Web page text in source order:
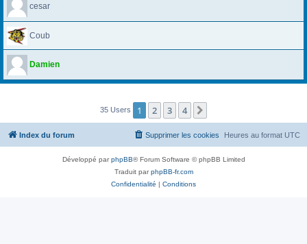
cesar
Coub
Damien
35 Users 1 2 3 4
Index du forum Heures au format UTC
Supprimer les cookies
Développé parphpBB® Forum Software © phpBB Limited
Traduit parphpBB-fr.com
Confidentialité | Conditions